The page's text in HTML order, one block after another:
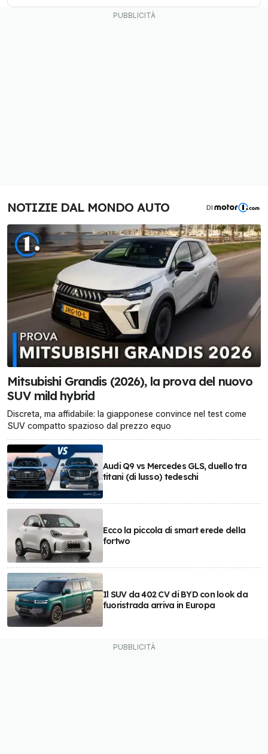
NOTIZIE DAL MONDO AUTO DI
Mitsubishi Grandis (2026), la prova del nuovo
SUV mild hybrid
Discreta, ma affidabile: la giapponese convince nel test come
SUV compatto spazioso dal prezzo equo
Audi Q9 vs Mercedes GLS, duello tra
titani (di lusso) tedeschi
Ecco la piccola di smart erede della
fortwo
Il SUV da 402 CV di BYD con look da
fuoristrada arriva in Europa